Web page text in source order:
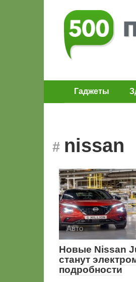
Гаджеты
nissan
Авто
Новые Nissan
станут
подробности